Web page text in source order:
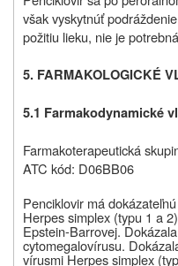
však vyskytnúť
požitiu lieku, nie je
5. FARMAKOLOGICKÉ
5.1 Farmakodynamické
Farmakoterapeutická
ATC kód: D06BB06
Penciklovir má
Herpes simplex (typu 1 a
Epstein-Barrovej.
cytomegalovírusu.
vírusmi Herpes simplex